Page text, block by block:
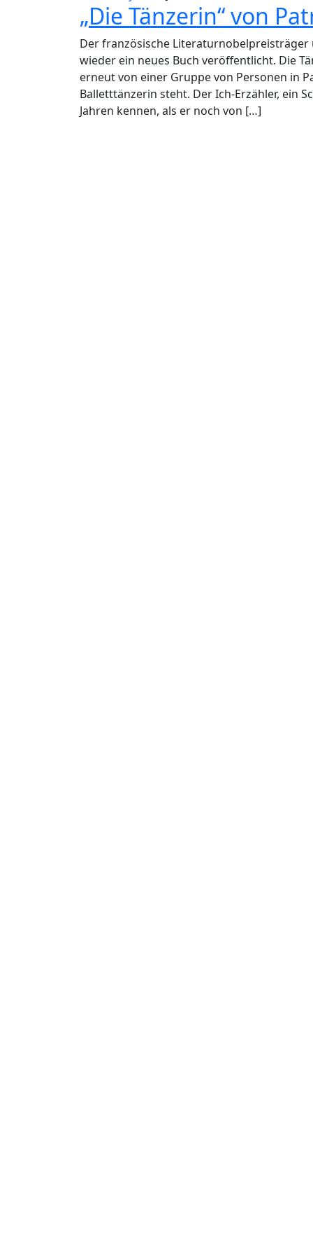
„Die Tänzerin“ von
Der französische
wieder ein neues Buch veröffentlicht. Die
erneut von einer Gruppe von Personen in
Balletttänzerin steht. Der Ich-Erzähler, ein
Jahren kennen, als er noch von […]